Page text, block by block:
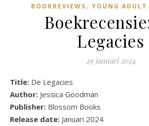
BOOKREVIEWS, YOUNG ADULT
Legacies
29 januari 2024
Title: De Legacies
Author: Jessica Goodman
Publisher: Blossom Books
Release date: Januari 2024